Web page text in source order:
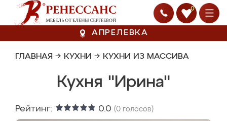
0
АПРЕЛЕВКА
ГЛАВНАЯ → КУХНИ → КУХНИ ИЗ МАССИВА
Кухня "Ирина"
Рейтинг: 0.0 (0 голосов)